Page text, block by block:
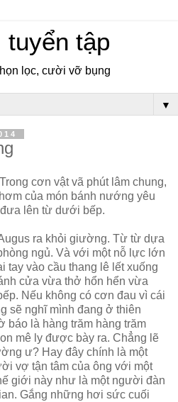
tập
lọc, cười vỡ bụng
▼
cơn vật vã phút lâm chung,
của món bánh nướng yêu
lên từ dưới bếp.
ra khỏi giường. Từ từ dựa
ngủ. Và với một nỗ lực lớn
tay vào cầu thang lê lết xuống
cửa vừa thở hổn hển vừa
Nếu không có cơn đau vì cái
sẽ nghĩ mình đang ở thiên
báo là hàng trăm hàng trăm
mê ly được bày ra. Chẳng lẽ
ư? Hay đây chính là một
vợ tận tâm của ông với một
giới này như là một người đàn
Gắng những hơi sức cuối